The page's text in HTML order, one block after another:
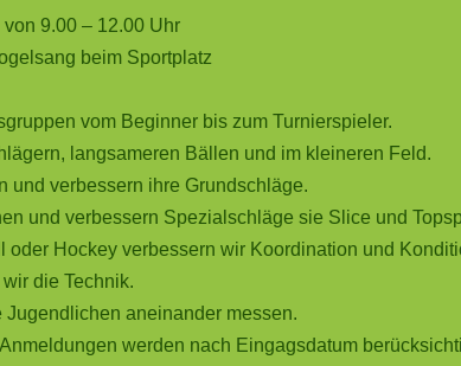
9.00 – 12.00 Uhr
beim Sportplatz
vom Beginner bis zum Turnierspieler.
langsameren Bällen und im kleineren Feld.
und verbessern ihre Grundschläge.
und verbessern Spezialschläge sie Slice und
Hockey verbessern wir Koordination und
die Technik.
aneinander messen.
werden nach Eingagsdatum